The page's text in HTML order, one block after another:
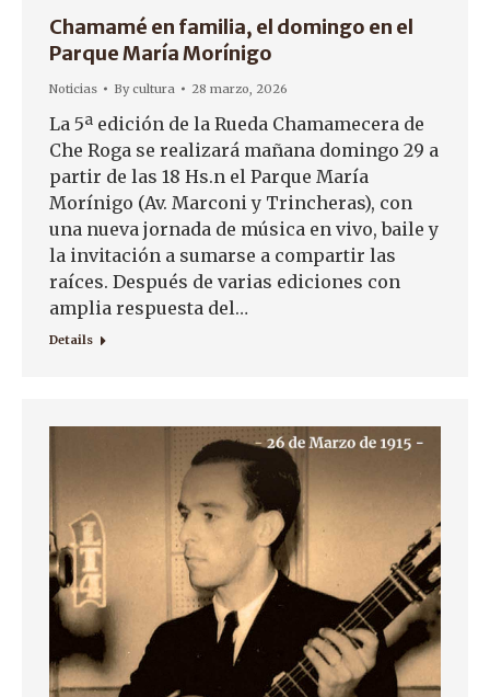
Chamamé en familia, el domingo en el
Parque María Morínigo
Noticias Bycultura 28 marzo, 2026
La 5ª edición de la Rueda Chamamecera de
Che Roga se realizará mañana domingo 29 a
partir de las 18 Hs.n el Parque María
Morínigo (Av. Marconi y Trincheras), con
una nueva jornada de música en vivo, baile y
la invitación a sumarse a compartir las
raíces. Después de varias ediciones con
amplia respuesta del…
Details